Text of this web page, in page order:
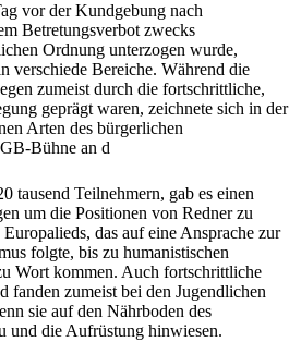
vor der Kundgebung nach
Betretungsverbot zwecks
Ordnung unterzogen wurde,
verschiede Bereiche. Während die
zumeist durch die fortschrittliche,
geprägt waren, zeichnete sich in der
Arten des bürgerlichen
Bühne an d
tausend Teilnehmern, gab es einen
um die Positionen von Redner zu
das auf eine Ansprache zur
folgte, bis zu humanistischen
Wort kommen. Auch fortschrittliche
fanden zumeist bei den Jugendlichen
sie auf den Nährboden des
und die Aufrüstung hinwiesen.